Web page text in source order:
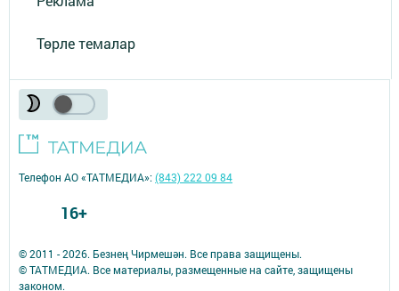
Төрле темалар
© 2011 - 2026. Безнең Чирмешән. Все права защищены.
© ТАТМЕДИА. Все материалы, размещенные на сайте, защищены
законом.
Телефон АО «ТАТМЕДИА»:(843) 222 09 84
16+